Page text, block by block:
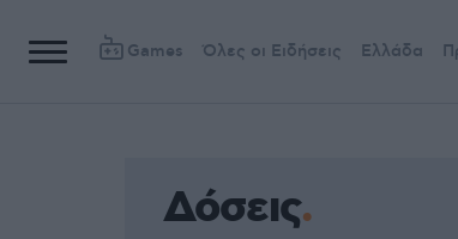
Games Όλες οι Ειδήσεις Ελλάδα
Δόσεις